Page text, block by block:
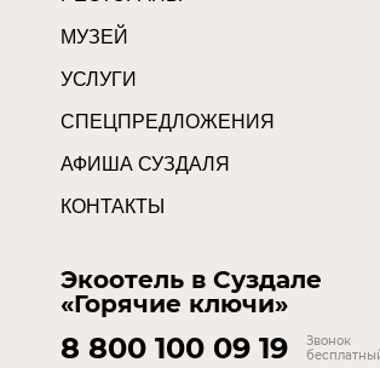
МУЗЕЙ
УСЛУГИ
СПЕЦПРЕДЛОЖЕНИЯ
АФИША СУЗДАЛЯ
КОНТАКТЫ
Экоотель в Суздале
«Горячие ключи»
8 800 100 09 19
Звонок